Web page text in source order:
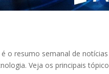
é o resumo semanal de
Veja os principais